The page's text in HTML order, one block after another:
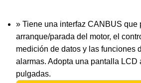
» Tiene una interfaz CANBUS que
arranque/parada del motor, el
medición de datos y las funciones
alarmas. Adopta una pantalla LCD
pulgadas.